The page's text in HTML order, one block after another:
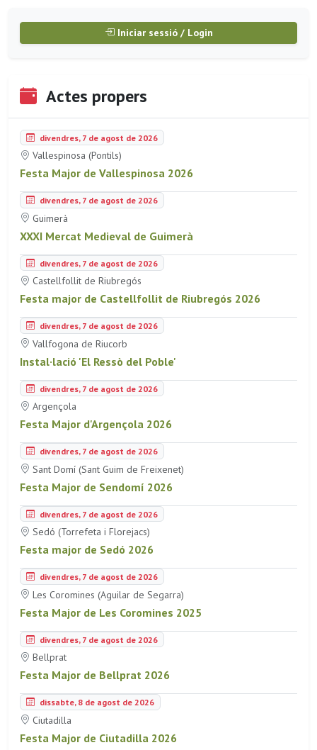
Iniciar sessió / Login
Actes propers
divendres, 7 de agost de 2026
Vallespinosa (Pontils)
Festa Major de Vallespinosa 2026
divendres, 7 de agost de 2026
Guimerà
XXXI Mercat Medieval de Guimerà
divendres, 7 de agost de 2026
Castellfollit de Riubregós
Festa major de Castellfollit de Riubregós 2026
divendres, 7 de agost de 2026
Vallfogona de Riucorb
Instal·lació 'El Ressò del Poble'
divendres, 7 de agost de 2026
Argençola
Festa Major d'Argençola 2026
divendres, 7 de agost de 2026
Sant Domí (Sant Guim de Freixenet)
Festa Major de Sendomí 2026
divendres, 7 de agost de 2026
Sedó (Torrefeta i Florejacs)
Festa major de Sedó 2026
divendres, 7 de agost de 2026
Les Coromines (Aguilar de Segarra)
Festa Major de Les Coromines 2025
divendres, 7 de agost de 2026
Bellprat
Festa Major de Bellprat 2026
dissabte, 8 de agost de 2026
Ciutadilla
Festa Major de Ciutadilla 2026